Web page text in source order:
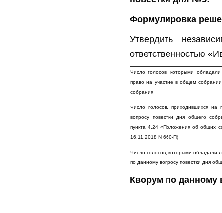
Формулировка
Утвердить
ответственностью
Число голосов, которыми
право на участие в общем
собрания
Число голосов, приходившихся
вопросу повестки дня общего
пункта 4.24 «Положения об общих
16.11.2018 N 660-П)
Число голосов, которыми обладали
по данному вопросу повестки дня
Кворум по данному